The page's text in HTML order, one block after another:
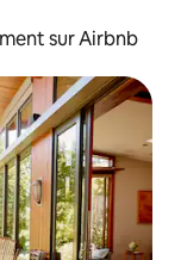
sur Airbnb